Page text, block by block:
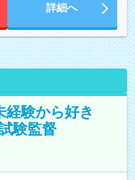
詳細へ
験から好き
験監督